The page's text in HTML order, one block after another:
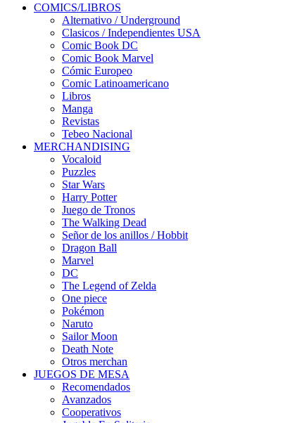
COMICS/LIBROS
Alternativo / Underground
Clasicos / Independientes USA
Comic Book DC
Comic Book Marvel
Cómic Europeo
Comic Latinoamericano
Libros
Manga
Revistas
Tebeo Nacional
MERCHANDISING
Vocaloid
Puzzles
Star Wars
Harry Potter
Juego de Tronos
The Walking Dead
Señor de los anillos / Hobbit
Dragon Ball
Marvel
DC
The Legend of Zelda
One piece
Pokémon
Naruto
Sailor Moon
Death Note
Otros merchan
JUEGOS DE MESA
Recomendados
Avanzados
Cooperativos